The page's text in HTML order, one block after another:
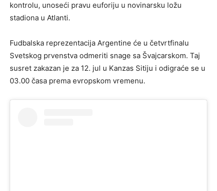
kontrolu, unoseći pravu euforiju u novinarsku ložu
stadiona u Atlanti.
Fudbalska reprezentacija Argentine će u četvrtfinalu
Svetskog prvenstva odmeriti snage sa Švajcarskom. Taj
susret zakazan je za 12. jul u Kanzas Sitiju i odigraće se u
03.00 časa prema evropskom vremenu.